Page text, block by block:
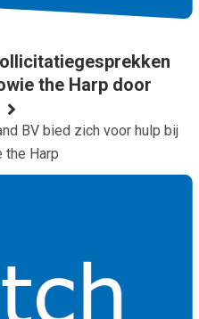
the Harp door
BV bied zich voor hulp bij
Harp